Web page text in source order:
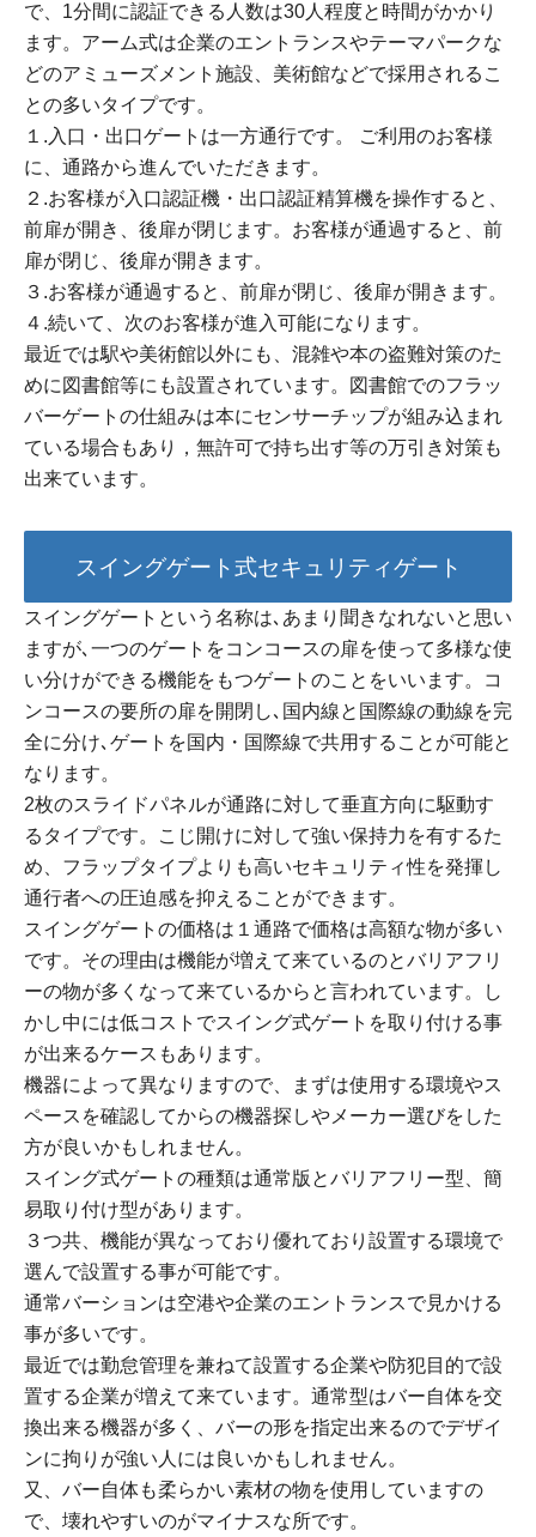
で、1分間に認証できる人数は30人程度と時間がかかり
ます。アーム式は企業のエントランスやテーマパークな
どのアミューズメント施設、美術館などで採用されるこ
との多いタイプです。
１.入口・出口ゲートは一方通行です。 ご利用のお客様
に、通路から進んでいただきます。
２.お客様が入口認証機・出口認証精算機を操作すると、
前扉が開き、後扉が閉じます。お客様が通過すると、前
扉が閉じ、後扉が開きます。
３.お客様が通過すると、前扉が閉じ、後扉が開きます。
４.続いて、次のお客様が進入可能になります。
最近では駅や美術館以外にも、混雑や本の盗難対策のた
めに図書館等にも設置されています。図書館でのフラッ
バーゲートの仕組みは本にセンサーチップが組み込まれ
ている場合もあり，無許可で持ち出す等の万引き対策も
出来ています。
スイングゲート式セキュリティゲート
スイングゲートという名称は､あまり聞きなれないと思い
ますが､一つのゲートをコンコースの扉を使って多様な使
い分けができる機能をもつゲートのことをいいます。コ
ンコースの要所の扉を開閉し､国内線と国際線の動線を完
全に分け､ゲートを国内・国際線で共用することが可能と
なります。
2枚のスライドパネルが通路に対して垂直方向に駆動す
るタイプです。こじ開けに対して強い保持力を有するた
め、フラップタイプよりも高いセキュリティ性を発揮し
通行者への圧迫感を抑えることができます。
スイングゲートの価格は１通路で価格は高額な物が多い
です。その理由は機能が増えて来ているのとバリアフリ
ーの物が多くなって来ているからと言われています。し
かし中には低コストでスイング式ゲートを取り付ける事
が出来るケースもあります。
機器によって異なりますので、まずは使用する環境やス
ペースを確認してからの機器探しやメーカー選びをした
方が良いかもしれません。
スイング式ゲートの種類は通常版とバリアフリー型、簡
易取り付け型があります。
３つ共、機能が異なっており優れており設置する環境で
選んで設置する事が可能です。
通常バーションは空港や企業のエントランスで見かける
事が多いです。
最近では勤怠管理を兼ねて設置する企業や防犯目的で設
置する企業が増えて来ています。通常型はバー自体を交
換出来る機器が多く、バーの形を指定出来るのでデザイ
ンに拘りが強い人には良いかもしれません。
又、バー自体も柔らかい素材の物を使用していますの
で、壊れやすいのがマイナスな所です。